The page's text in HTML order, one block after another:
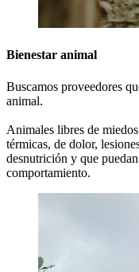
Bienestar animal
Buscamos proveedores
animal.
Animales libres de
térmicas, de dolor,
desnutrición y que
comportamiento.